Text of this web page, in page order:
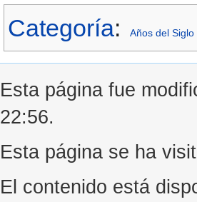
Categoría: Años del Siglo
Esta página fue
22:56.
Esta página se ha
El contenido está